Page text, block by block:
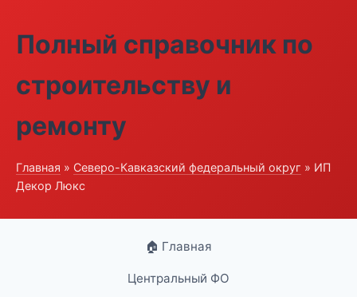
Полный справочник по
строительству и
ремонту
Главная » Северо-Кавказский федеральный округ » ИП
Декор Люкс
🏠 Главная
Центральный ФО